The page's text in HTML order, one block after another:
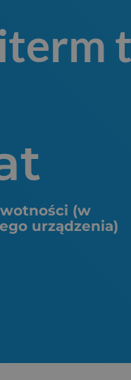
(w
urządzenia)